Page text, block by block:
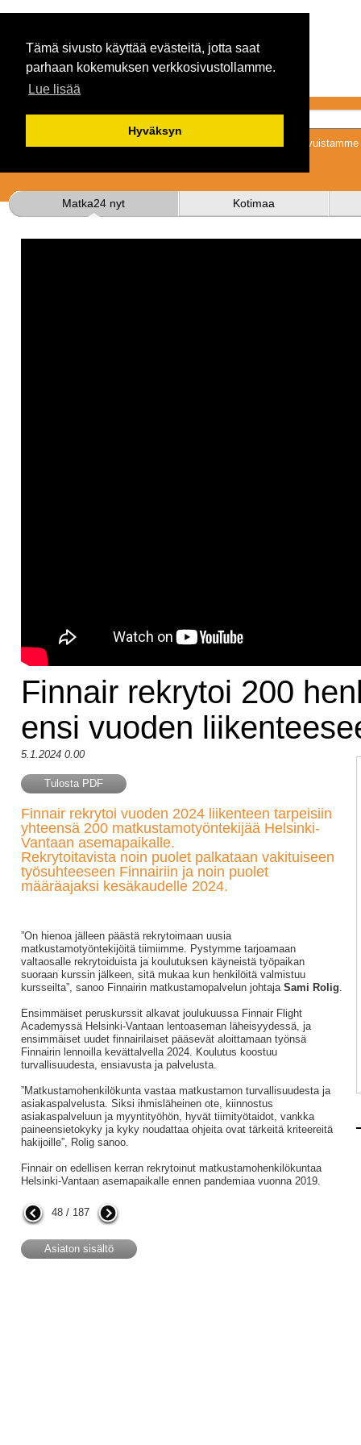
Tämä sivusto käyttää evästeitä, jotta saat
parhaan kokemuksen verkkosivustollamme.
Lue lisää
Hyväksyn
Tykkäämällä
Matka24 nyt Kotimaa
Finnair rekrytoi 200
ensi vuoden
5.1.2024 0.00
Tulosta PDF
Finnair rekrytoi vuoden 2024 liikenteen tarpeisiin
yhteensä 200 matkustamotyöntekijää Helsinki-
Vantaan asemapaikalle.
Rekrytoitavista noin puolet palkataan vakituiseen
työsuhteeseen Finnairiin ja noin puolet
määräajaksi kesäkaudelle 2024.
”On hienoa jälleen päästä rekrytoimaan uusia
matkustamotyöntekijöitä tiimiimme. Pystymme tarjoamaan
valtaosalle rekrytoiduista ja koulutuksen käyneistä työpaikan
suoraan kurssin jälkeen, sitä mukaa kun henkilöitä valmistuu
kursseilta”, sanoo Finnairin matkustamopalvelun johtaja Sami Rolig.
Ensimmäiset peruskurssit alkavat joulukuussa Finnair Flight
Academyssä Helsinki-Vantaan lentoaseman läheisyydessä, ja
ensimmäiset uudet finnairilaiset pääsevät aloittamaan työnsä
Finnairin lennoilla kevättalvella 2024. Koulutus koostuu
turvallisuudesta, ensiavusta ja palvelusta.
”Matkustamohenkilökunta vastaa matkustamon turvallisuudesta ja
asiakaspalvelusta. Siksi ihmisläheinen ote, kiinnostus
asiakaspalveluun ja myyntityöhön, hyvät tiimityötaidot, vankka
paineensietokyky ja kyky noudattaa ohjeita ovat tärkeitä kriteereitä
hakijoille”, Rolig sanoo.
Finnair on edellisen kerran rekrytoinut matkustamohenkilökuntaa
Helsinki-Vantaan asemapaikalle ennen pandemiaa vuonna 2019.
48 / 187
Asiaton sisältö